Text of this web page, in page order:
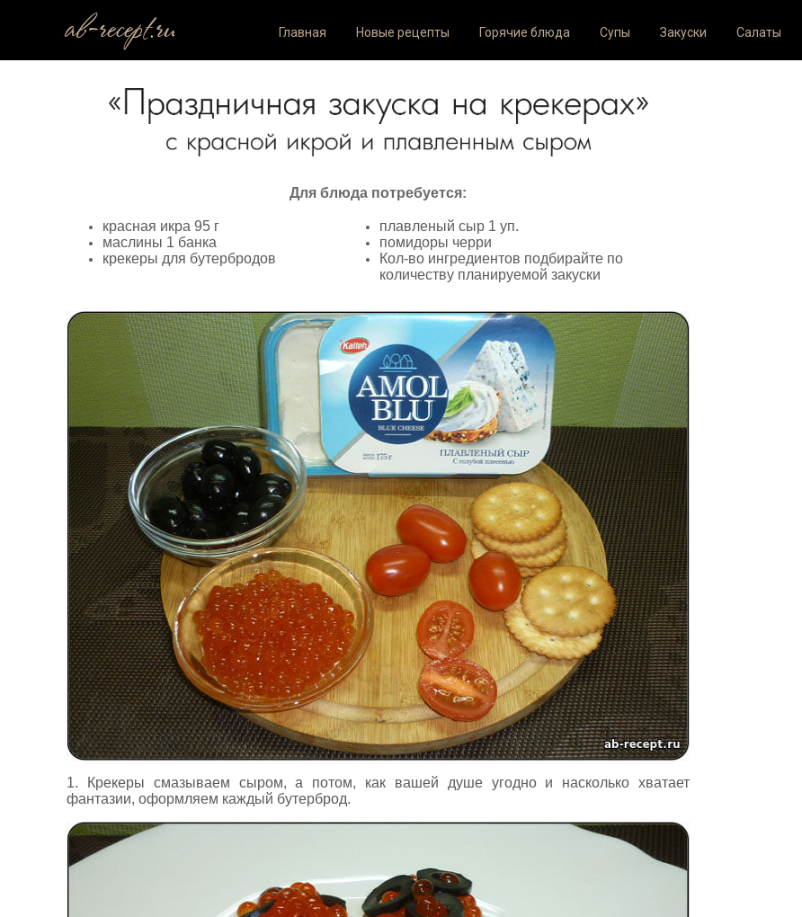
ab-recept.ru Главная Новые рецепты Горячие блюда Супы Закуски Салаты
Для блюда потребуется:
красная икра 95 г
маслины 1 банка
крекеры для бутербродов
плавленый сыр 1 уп.
помидоры черри
Кол-во ингредиентов подбирайте по
количеству планируемой закуски
1. Крекеры смазываем сыром, а потом, как вашей душе угодно и насколько хватает
фантазии, оформляем каждый бутерброд.